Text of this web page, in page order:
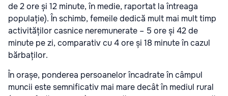
de 2 ore și 12 minute, în medie, raportat la întreaga
populație). În schimb, femeile dedică mult mai mult timp
activităților casnice neremunerate – 5 ore și 42 de
minute pe zi, comparativ cu 4 ore și 18 minute în cazul
bărbaților.
În orașe, ponderea persoanelor încadrate în câmpul
muncii este semnificativ mai mare decât în mediul rural